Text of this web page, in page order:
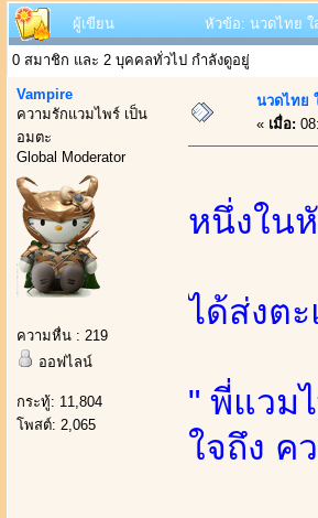
ผู้เขียน หัวข้อ: นวดไทย ใ
0 สมาชิก และ 2 บุคคลทั่วไป กำลังดูอยู่
Vampire
ความรักแวมไพร์ เป็น
อมตะ
Global Moderator
ความหื่น : 219
ออฟไลน์
กระทู้: 11,804
โพสต์: 2,065
นวดไทย
« เมื่อ:
หนึ่งใน
ได้ส่งต
" พี่แวม
ใจถึง ค